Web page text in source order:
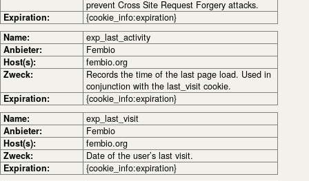
prevent Cross Site Request Forgery attacks.
Expiration:
{cookie_info:expiration}
Name:
exp_last_activity
Anbieter:
Fembio
Host(s):
fembio.org
Zweck:
Records the time of the last page load. Used in
conjunction with the last_visit cookie.
Expiration:
{cookie_info:expiration}
Name:
exp_last_visit
Anbieter:
Fembio
Host(s):
fembio.org
Zweck:
Date of the user’s last visit.
Expiration:
{cookie_info:expiration}